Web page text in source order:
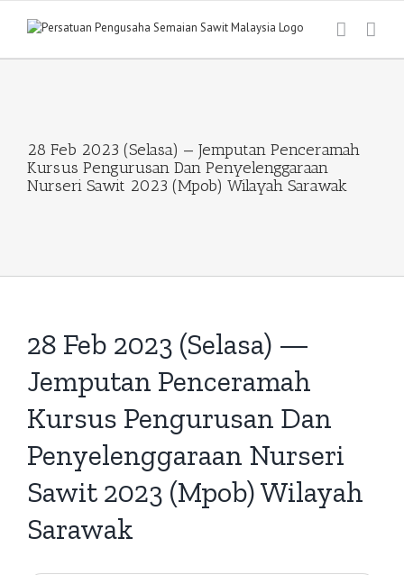
28 Feb 2023 (Selasa) — Jemputan Penceramah
Kursus Pengurusan Dan Penyelenggaraan
Nurseri Sawit 2023 (Mpob) Wilayah Sarawak
28 Feb 2023 (Selasa) —
Jemputan Penceramah
Kursus Pengurusan Dan
Penyelenggaraan Nurseri
Sawit 2023 (Mpob) Wilayah
Sarawak